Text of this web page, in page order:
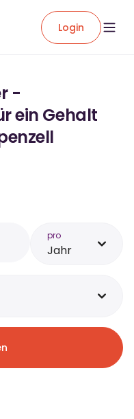
Login
-
ein Gehalt
pro
Jahr